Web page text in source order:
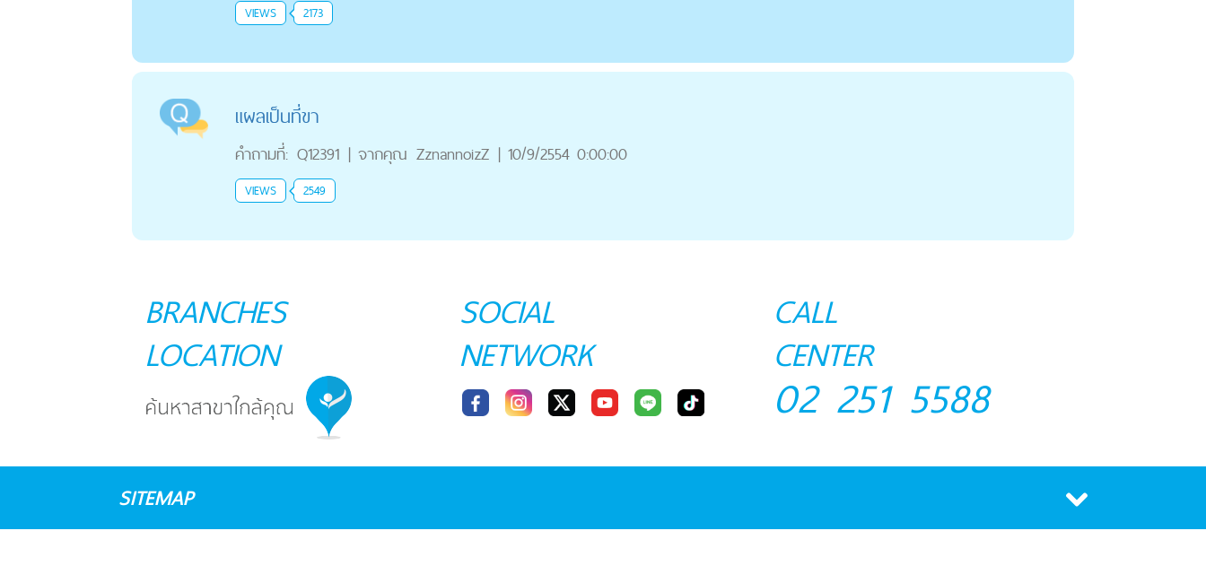
VIEWS 2173
แผลเป็นที่ขา
คำถามที่: Q12391 | จากคุณ ZznannoizZ | 10/9/2554 0:00:00
VIEWS 2549
BRANCHES
LOCATION
SOCIAL
NETWORK
CALL
CENTER
02 251 5588
SITEMAP